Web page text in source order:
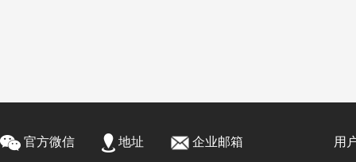
官方微信 地址 企业邮箱 用